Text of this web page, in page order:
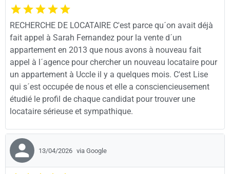
RECHERCHE DE LOCATAIRE C'est parce qu´on avait déjà
fait appel à Sarah Fernandez pour la vente d´un
appartement en 2013 que nous avons à nouveau fait
appel à l´agence pour chercher un nouveau locataire pour
un appartement à Uccle il y a quelques mois. C'est Lise
qui s´est occupée de nous et elle a consciencieusement
étudié le profil de chaque candidat pour trouver une
locataire sérieuse et sympathique.
13/04/2026 via Google